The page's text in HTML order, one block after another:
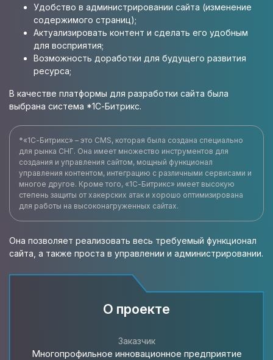
Удобство в администрировании сайта (изменение
содержимого страниц);
Актуализировать контент и сделать его удобным
для восприятия;
Возможность доработки для будущего развития
ресурса;
В качестве платформы для разработки сайта была
выбрана система *1С-Битрикс.
*«1С-Битрикс» – это CMS, которая была создана специально
для рынка СНГ. Она имеет множество инструментов для
создания и управления сайтом, мощный функционал
управления контентом, интеграцию с различными сервисами и
многое другое. Кроме того, «1С-Битрикс» имеет высокую
степень защиты от хакерских атак и хорошо оптимизирована
для работы на высоконагруженных сайтах.
Она позволяет реализовать весь требуемый функционал
сайта, а также проста в управлении и администрировании.
О проекте
Заказчик
Многопрофильное инновационное предприятие